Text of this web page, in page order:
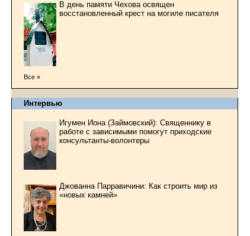
В день памяти Чехова освящен
восстановленный крест на могиле писателя
Все »
Интервью
Игумен Иона (Займовский): Священнику в
работе с зависимыми помогут приходские
консультанты-волонтеры
Джованна Парравичини: Как строить мир из
«новых камней»